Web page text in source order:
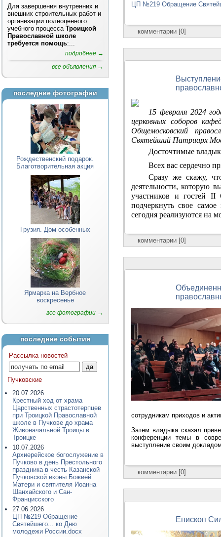
Для завершения внутренних и
внешних строительных работ и
организации полноценного
учебного процесса Троицкой
Православной школе
требуется помощь:...
подробнее →
все объявления →
последние фотографии
Рождественский подарок.
Благотворительная акция
Грузия. Дом особенных
Ярмарка на Вербное
воскресенье
все фотографии →
последние события
Рассылка новостей
Пучковские
20.07.2026
Крестный ход от храма
Царственных страстотерпцев
при Троицкой Православной
школе в Пучкове до храма
Живоначальной Троицы в
Троицке
10.07.2026
Архиерейское богослужение в
Пучково в день Престольного
праздника в честь Казанской
Пучковской иконы Божией
Матери и святителя Иоанна
Шанхайского и Сан-
Францисского
27.06.2026
ЦП №219 Обращение
Святейшего... ко Дню
молодежи России.docx
ЦП №219 Обращение
комментарии [0]
15 февраля 2024
церковных соборов
Общемосковский
Святейший Патриарх
Досточтимые
Всех вас сердечно
Сразу же скажу,
деятельности, которую
участников и гостей II
подчеркнуть свое
сегодня реализуются на
комментарии [0]
сотрудникам приходов и
Затем владыка сказал
конференции темы в
выступление своим
комментарии [0]
Епископ